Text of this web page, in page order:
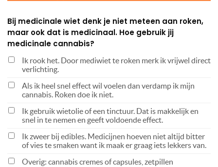
Bij medicinale wiet denk je niet meteen aan roken,
maar ook dat is medicinaal. Hoe gebruik jij
medicinale cannabis?
Ik rook het. Door mediwiet te roken merk ik vrijwel direct
verlichting.
Als ik heel snel effect wil voelen dan verdamp ik mijn
cannabis. Roken doe ik niet.
Ik gebruik wietolie of een tinctuur. Dat is makkelijk en
snel in te nemen en geeft voldoende effect.
Ik zweer bij edibles. Medicijnen hoeven niet altijd bitter
of vies te smaken want ik maak er graag iets lekkers van.
Overig: cannabis cremes of capsules, zetpillen